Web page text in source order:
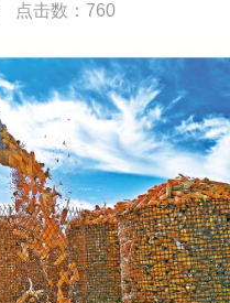
点击数： 760